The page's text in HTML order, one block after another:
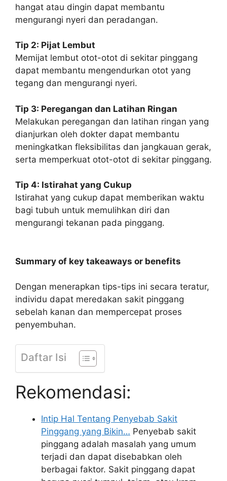
hangat atau dingin dapat membantu
mengurangi nyeri dan peradangan.
Tip 2: Pijat Lembut
Memijat lembut otot-otot di sekitar pinggang
dapat membantu mengendurkan otot yang
tegang dan mengurangi nyeri.
Tip 3: Peregangan dan Latihan Ringan
Melakukan peregangan dan latihan ringan yang
dianjurkan oleh dokter dapat membantu
meningkatkan fleksibilitas dan jangkauan gerak,
serta memperkuat otot-otot di sekitar pinggang.
Tip 4: Istirahat yang Cukup
Istirahat yang cukup dapat memberikan waktu
bagi tubuh untuk memulihkan diri dan
mengurangi tekanan pada pinggang.
Summary of key takeaways or benefits
Dengan menerapkan tips-tips ini secara teratur,
individu dapat meredakan sakit pinggang
sebelah kanan dan mempercepat proses
penyembuhan.
Daftar Isi
Rekomendasi:
Intip Hal Tentang Penyebab Sakit
Pinggang yang Bikin… Penyebab sakit
pinggang adalah masalah yang umum
terjadi dan dapat disebabkan oleh
berbagai faktor. Sakit pinggang dapat